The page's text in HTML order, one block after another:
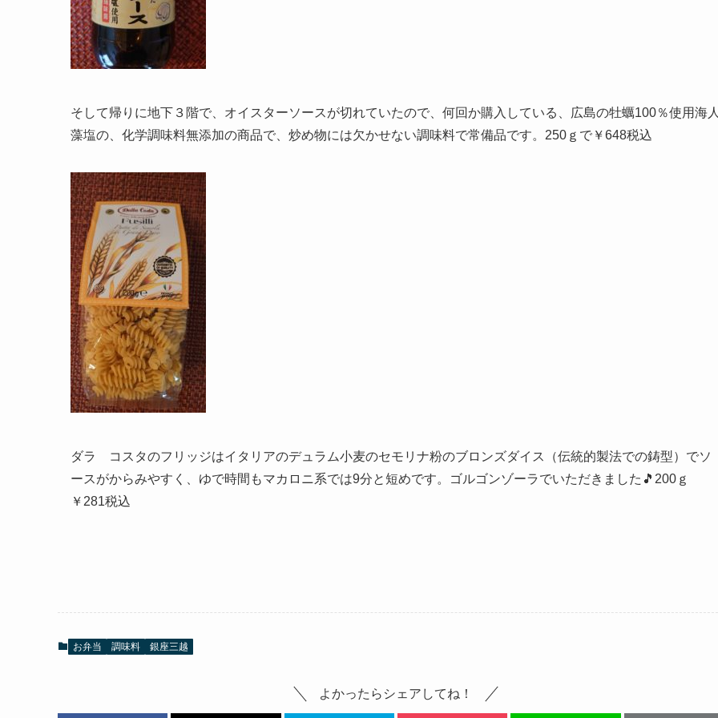
そして帰りに地下３階で、オイスターソースが切れていたので、何回か購入している、広島の牡蠣100％使用海
藻塩の、化学調味料無添加の商品で、炒め物には欠かせない調味料で常備品です。250ｇで￥648税込
ダラ コスタのフリッジはイタリアのデュラム小麦のセモリナ粉のブロンズダイス（伝統的製法での鋳型）でソ
ースがからみやすく、ゆで時間もマカロニ系では9分と短めです。ゴルゴンゾーラでいただきました🎵200ｇ
￥281税込
お弁当 調味料 銀座三越
よかったらシェアしてね！